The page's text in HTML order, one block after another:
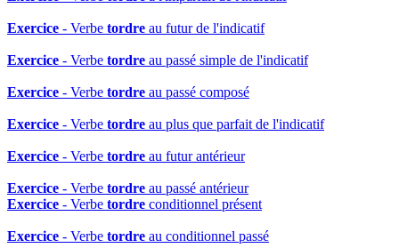
Exercice - Verbe tordre au futur de l'indicatif
Exercice - Verbe tordre au passé simple de l'indicatif
Exercice - Verbe tordre au passé composé
Exercice - Verbe tordre au plus que parfait de l'indicatif
Exercice - Verbe tordre au futur antérieur
Exercice - Verbe tordre au passé antérieur
Exercice - Verbe tordre conditionnel présent
Exercice - Verbe tordre au conditionnel passé